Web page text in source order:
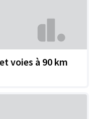
voies à 90 km